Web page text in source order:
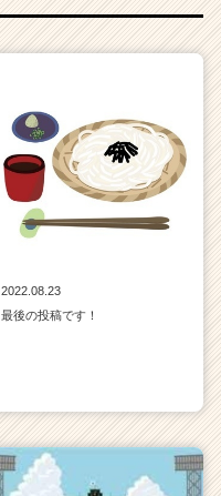
2022.08.23
最後の投稿です！